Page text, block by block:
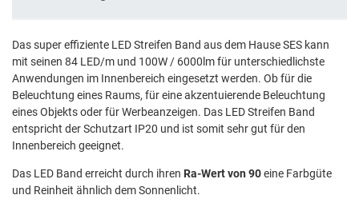
Das super effiziente LED Streifen Band aus dem Hause SES kann
mit seinen 84 LED/m und 100W / 6000lm für unterschiedlichste
Anwendungen im Innenbereich eingesetzt werden. Ob für die
Beleuchtung eines Raums, für eine akzentuierende Beleuchtung
eines Objekts oder für Werbeanzeigen. Das LED Streifen Band
entspricht der Schutzart IP20 und ist somit sehr gut für den
Innenbereich geeignet.
Das LED Band erreicht durch ihren Ra-Wert von 90eine Farbgüte
und Reinheit ähnlich dem Sonnenlicht.